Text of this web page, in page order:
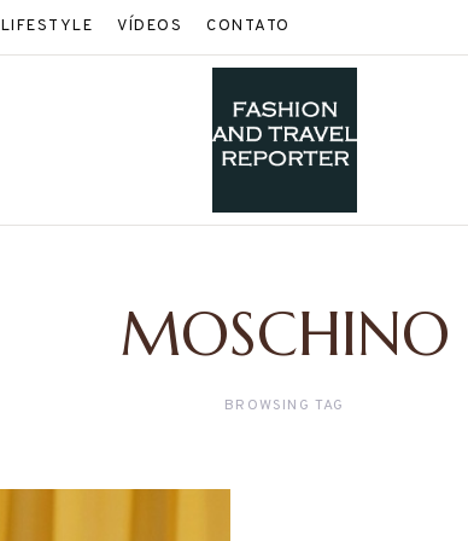
LIFESTYLE VÍDEOS CONTATO
MOSCHINO
BROWSING TAG